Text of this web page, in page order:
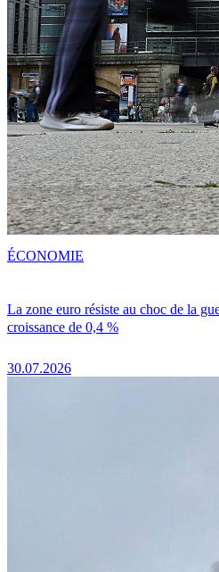
La zone euro résiste au choc de la
croissance de 0,4 %
30.07.2026
ÉCONOMIE